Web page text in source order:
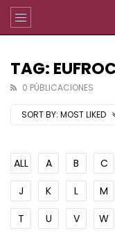
TAG:
0 PÚBLICACIONES
SORT BY: MOST LIKED
ALL A B C
J
K L M
T
U V W